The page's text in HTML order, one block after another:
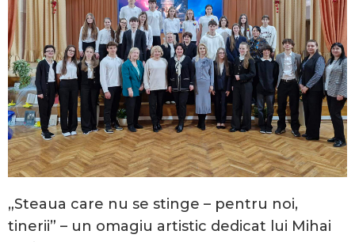
„Steaua care nu se stinge – pentru noi,
tinerii” – un omagiu artistic dedicat lui Mihai